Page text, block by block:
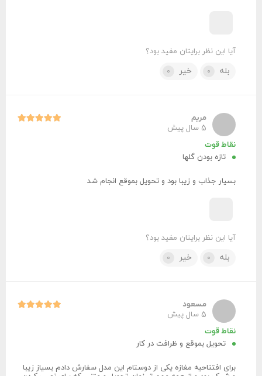
آیا این نظر برایتان مفید بود؟
بله 0 خیر 0
مریم
5 سال پیش
نقاط قوت
تازه بودن گلها
بسیار جذاب و زیبا بود و تحویل بموقع انجام شد
آیا این نظر برایتان مفید بود؟
بله 0 خیر 0
مسعود
5 سال پیش
نقاط قوت
تحویل بموقع و ظرافت در کار
برای افتتاحیه مغازه یکی از دوستام این مدل سفارش دادم بسیاز زیبا